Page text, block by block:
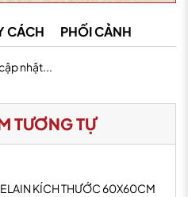
CÁCH PHỐI CẢNH
nhật...
TƯƠNG TỰ
KÍCH THƯỚC 60X60CM